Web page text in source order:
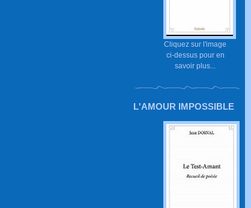
Cliquez sur l'image
ci-dessus pour en
savoir plus...
L'AMOUR IMPOSSIBLE